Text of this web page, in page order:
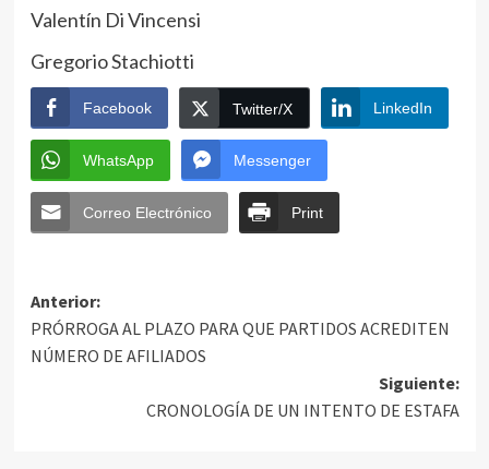
Valentín Di Vincensi
Gregorio Stachiotti
Facebook Twitter/X LinkedIn
WhatsApp Messenger
Correo Electrónico Print
Anterior:
PRÓRROGA AL PLAZO PARA QUE PARTIDOS ACREDITEN
NÚMERO DE AFILIADOS
Siguiente:
CRONOLOGÍA DE UN INTENTO DE ESTAFA